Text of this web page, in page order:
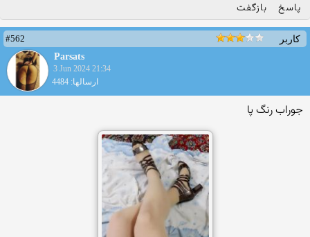
پاسخ بازگفت
کاربر
#562
Parsats
3 Jun 2024 21:34
ارسالها: 4484
جوراب رنگ پا